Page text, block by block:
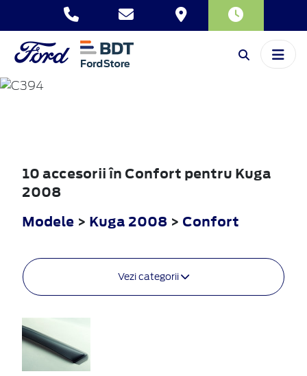
KUGA
10 accesorii în Confort pentru Kuga
2008
Modele > Kuga 2008 > Confort
Vezi categorii